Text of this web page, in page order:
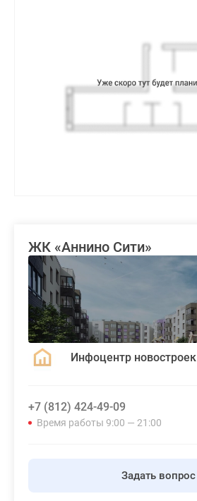
ЖК «Аннино Сити»
Инфоцентр новостроек
+7 (812) 424-49-09
Время работы 9:00 — 21:00
Задать вопрос